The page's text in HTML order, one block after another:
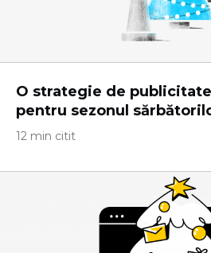
O strategie de
pentru sezonul
12 min citit